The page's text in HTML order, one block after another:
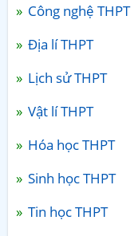
Công nghệ THPT
Địa lí THPT
Lịch sử THPT
Vật lí THPT
Hóa học THPT
Sinh học THPT
Tin học THPT